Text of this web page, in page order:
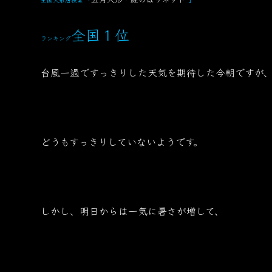
ランキング全国１位
台風一過ですっきりした天気を期待した今朝ですが
どうもすっきりしていないようです。
しかし、明日からは一気に暑さが増して、